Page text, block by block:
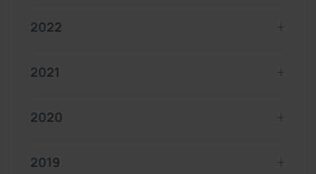
2022
2021
2020
2019